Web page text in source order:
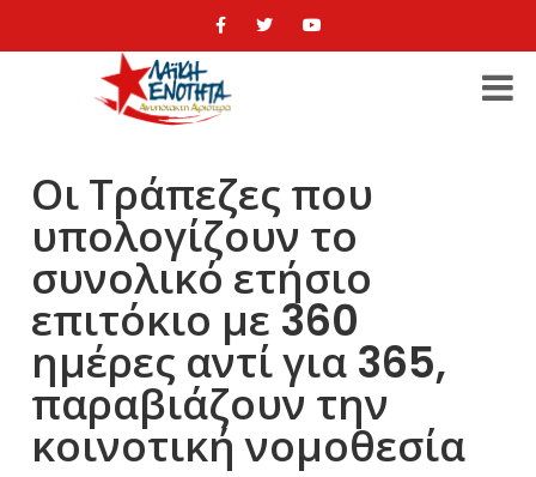
Οι Τράπεζες που
υπολογίζουν το
συνολικό ετήσιο
επιτόκιο με 360
ημέρες αντί για 365,
παραβιάζουν την
κοινοτική νομοθεσία